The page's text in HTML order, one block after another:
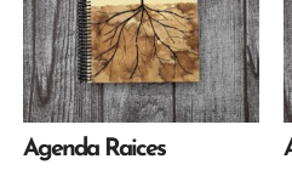
Agenda Raices